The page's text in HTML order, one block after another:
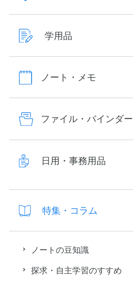
学用品
ノート・メモ
ファイル・バインダー
日用・事務用品
特集・コラム
ノートの豆知識
探求・自主学習のすすめ